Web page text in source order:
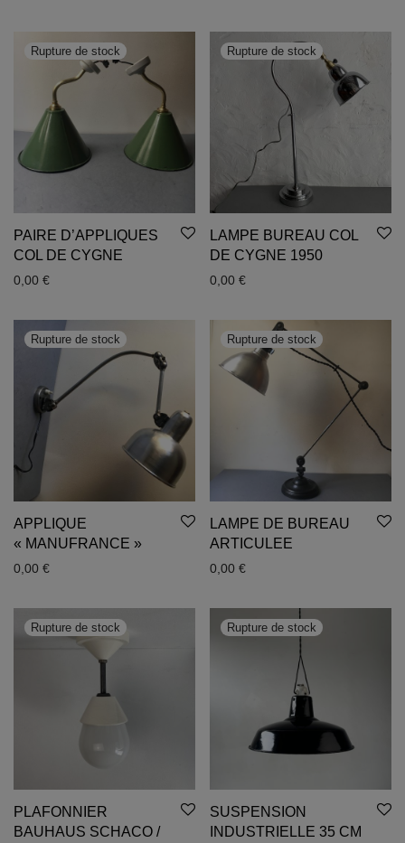
PAIRE D’APPLIQUES
COL DE CYGNE
0,00 €
LAMPE BUREAU COL
DE CYGNE 1950
0,00 €
APPLIQUE
« MANUFRANCE »
0,00 €
LAMPE DE BUREAU
ARTICULEE
0,00 €
PLAFONNIER
BAUHAUS SCHACO /
SUSPENSION
INDUSTRIELLE 35 CM